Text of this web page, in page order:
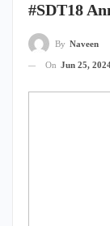
#SDT18
By Naveen
On Jun 25,